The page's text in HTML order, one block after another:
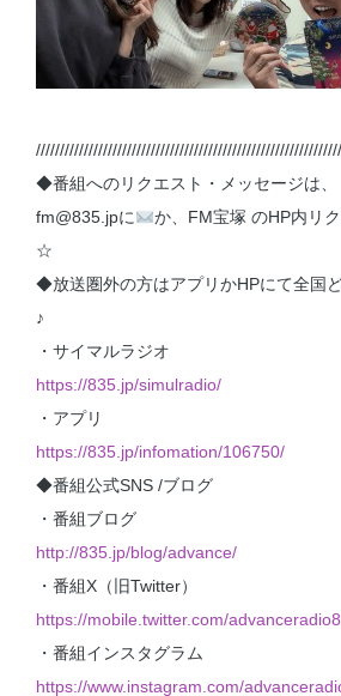
◆番組へのリクエスト・メッセージは、
fm@835.jpに
か、FM宝塚 のHP内リ
☆
◆放送圏外の方はアプリかHPにて全国
♪
・サイマルラジオ
https://835.jp/simulradio/
・アプリ
https://835.jp/infomation/106750/
◆番組公式SNS /ブログ
・番組ブログ
http://835.jp/blog/advance/
・番組X（旧Twitter）
https://mobile.twitter.com/
・番組インスタグラム
https://www.instagram.com/